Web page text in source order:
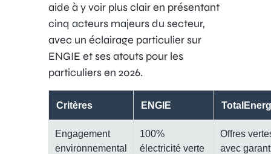
aide à y voir plus clair en présentant
cinq acteurs majeurs du secteur,
avec un éclairage particulier sur
ENGIE et ses atouts pour les
particuliers en 2026.
Critères ENGIE
Engagement
environnemental
100%
électricité verte
Offres
avec